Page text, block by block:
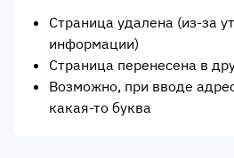
Страница удалена (из-за
информации)
Страница перенесена в
Возможно, при вводе
какая-то буква